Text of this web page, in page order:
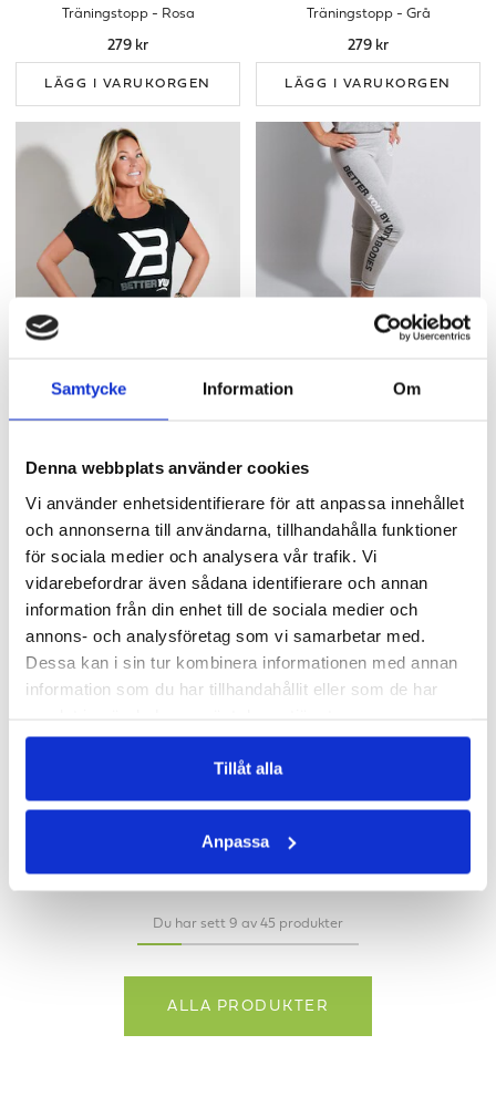
Samtycke Information Om
Denna webbplats använder cookies
Vi använder enhetsidentifierare för att anpassa innehållet
och annonserna till användarna, tillhandahålla funktioner
för sociala medier och analysera vår trafik. Vi
vidarebefordrar även sådana identifierare och annan
information från din enhet till de sociala medier och
annons- och analysföretag som vi samarbetar med.
Dessa kan i sin tur kombinera informationen med annan
information som du har tillhandahållit eller som de har
Tillåt alla
Anpassa
Träningstopp - Rosa
279 kr
LÄGG I VARUKORGEN
Träningstopp - Grå
279 kr
LÄGG I VARUKORGEN
Träningstopp - Svart
LÄGG I VARUKORGEN
Träningsleggings - Grå
LÄGG I VARUKORGEN
BY BB LEGGINGS BLACK
299 kr
Du har sett 9 av 45 produkter
ALLA PRODUKTER